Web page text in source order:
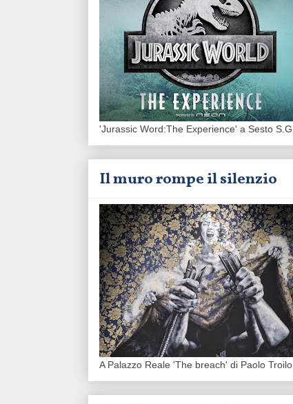
'Jurassic Word:The Experience' a Sesto S.G.
Il muro rompe il silenzio
A Palazzo Reale 'The breach' di Paolo Troilo